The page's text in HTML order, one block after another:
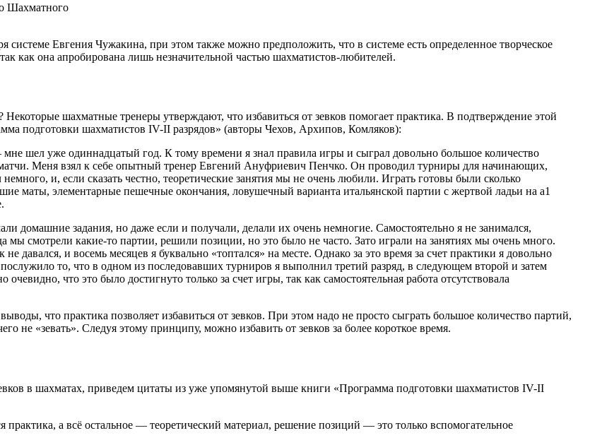
Шахматного
системе Евгения Чужакина, при этом также можно предположить, что в системе есть определенное творческое
как она апробирована лишь незначительной частью шахматистов-любителей.
шахматные тренеры утверждают, что избавиться от зевков помогает практика. В подтверждение этой
подготовки шахматистов IV-II разрядов» (авторы Чехов, Архипов, Комляков):
шел уже одиннадцатый год. К тому времени я знал правила игры и сыграл довольно большое количество
Меня взял к себе опытный тренер Евгений Ануфриевич Пенчко. Он проводил турниры для начинающих,
и, если сказать честно, теоретические занятия мы не очень любили. Играть готовы были сколько
маты, элементарные пешечные окончания, ловушечный варианта итальянской партии с жертвой ладьи на а1
домашние задания, но даже если и получали, делали их очень немногие. Самостоятельно я не занимался,
смотрели какие-то партии, решили позиции, но это было не часто. Зато играли на занятиях мы очень много.
давался, и восемь месяцев я буквально «топтался» на месте. Однако за это время за счет практики я довольно
то, что в одном из последовавших турниров я выполнил третий разряд, в следующем второй и затем
что это было достигнуто только за счет игры, так как самостоятельная работа отсутствовала
что практика позволяет избавиться от зевков. При этом надо не просто сыграть большое количество партий,
не «зевать». Следуя этому принципу, можно избавить от зевков за более короткое время.
в шахматах, приведем цитаты из уже упомянутой выше книги «Программа подготовки шахматистов IV-II
практика, а всё остальное — теоретический материал, решение позиций — это только вспомогательное